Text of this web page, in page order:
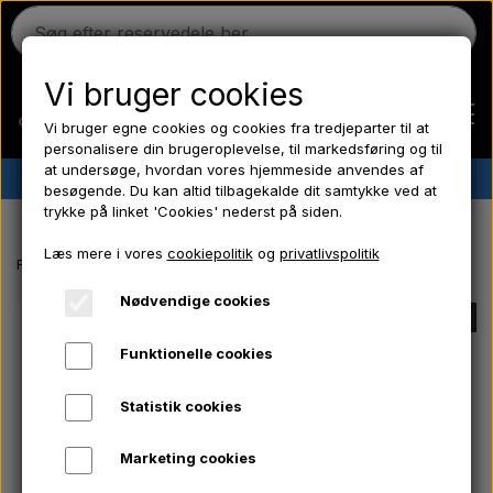
Ferguson
Massey Ferguson
✔︎ Dansk lager✔︎ Hurtig levering ✔︎ Lave priser
Forside EL-Dele/ Kemi/ Frostpropper/ Hydraulik/ Værktøj/ Pære/
Vi bruger cookies
Vi bruger egne cookies og cookies fra tredjeparter til at
personalisere din brugeroplevelse, til markedsføring og til
at undersøge, hvordan vores hjemmeside anvendes af
besøgende. Du kan altid tilbagekalde dit samtykke ved at
trykke på linket 'Cookies' nederst på siden.
Læs mere i vores cookiepolitikog privatlivspolitik
Nødvendige cookies
Funktionelle cookies
Statistik cookies
Marketing cookies